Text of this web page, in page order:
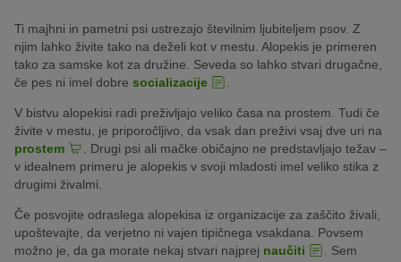
Ti majhni in pametni psi ustrezajo številnim ljubiteljem psov. Z
njim lahko živite tako na deželi kot v mestu. Alopekis je primeren
tako za samske kot za družine. Seveda so lahko stvari drugačne,
če pes ni imel dobre socializacije
V bistvu alopekisi radi preživljajo veliko časa na prostem. Tudi če
živite v mestu, je priporočljivo, da vsak dan preživi vsaj dve uri na
prostem
. Drugi psi ali mačke običajno ne predstavljajo težav –
v idealnem primeru je alopekis v svoji mladosti imel veliko stika z
drugimi živalmi.
Če posvojite odraslega alopekisa iz organizacije za zaščito živali,
upoštevajte, da verjetno ni vajen tipičnega vsakdana. Povsem
možno je, da ga morate nekaj stvari najprej naučiti
. Sem